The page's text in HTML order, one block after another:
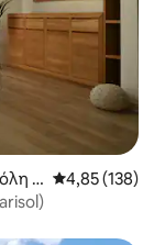
P Μέση
4,85 (138)